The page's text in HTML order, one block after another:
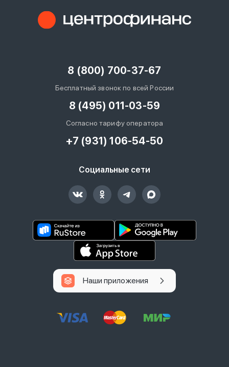
8 (800) 700-37-67
Бесплатный звонок по всей России
8 (495) 011-03-59
Согласно тарифу оператора
+7 (931) 106-54-50
Социальные сети
Наши приложения